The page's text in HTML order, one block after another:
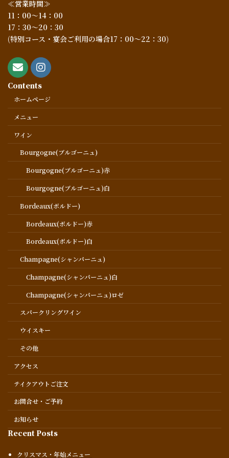
≪営業時間≫
11：00～14：00
17：30～20：30
(特別コース・宴会ご利用の場合17：00～22：30)
Contents
ホームページ
メニュー
ワイン
Bourgogne(ブルゴーニュ)
Bourgogne(ブルゴーニュ)赤
Bourgogne(ブルゴーニュ)白
Bordeaux(ボルドー)
Bordeaux(ボルドー)赤
Bordeaux(ボルドー)白
Champagne(シャンパーニュ)
Champagne(シャンパーニュ)白
Champagne(シャンパーニュ)ロゼ
スパークリングワイン
ウイスキー
その他
アクセス
テイクアウトご注文
お問合せ・ご予約
お知らせ
Recent Posts
クリスマス・年始メニュー